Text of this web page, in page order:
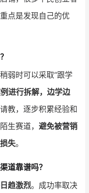
点是发现自己的优
弱时可以采取“跟学
进行拆解，边学边
教，逐步积累经验和
生赛道， 避免被营销
失。
道靠谱吗？
趋激烈。成功率取决